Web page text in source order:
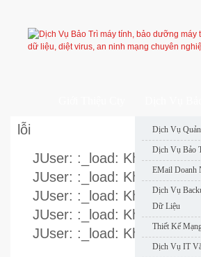
Dịch Vụ
Dịch Vụ Bảo
EMail Doanh
Dịch Vụ
Dữ Liệu
Thiết Kế
Dịch Vụ IT
lỗi
JUser: :_load: Không thể
JUser: :_load: Không thể
JUser: :_load: Không thể
JUser: :_load: Không thể
JUser: :_load: Không thể